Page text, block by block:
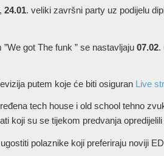
24.01. veliki završni party uz podijelu
got The funk ” se nastavljaju07.02.
putem koje će biti osiguran Live
tech house i old school tehno
koji su se tijekom predvanja
polaznike koji preferiraju noviji